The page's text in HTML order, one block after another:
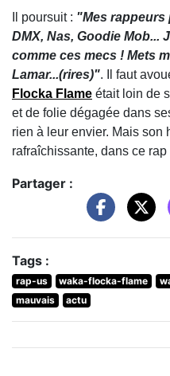
Il poursuit : "Mes rappeurs
DMX, Nas, Goodie Mob...
comme ces mecs ! Mets
Lamar...(rires)". Il faut
Flocka Flame était loin de
et de folie dégagée dans
rien à leur envier. Mais son
rafraîchissante, dans ce
Partager :
Tags :
rap-us waka-flocka-flame
mauvais
actu